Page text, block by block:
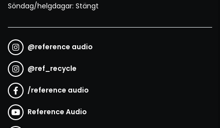
Söndag/helgdagar: Stängt
@reference audio
@ref_recycle
/reference audio
Reference Audio